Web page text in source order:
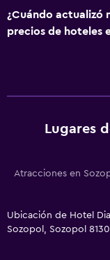
Servicio de
Acceso con llave
Check-in/check-
Recepción 24 horas
Cámaras CCTV en
¿Cuándo actualizó
precios de hoteles
Lugares
Atracciones en
Ubicación de Hotel
Sozopol, Sozopol 8130